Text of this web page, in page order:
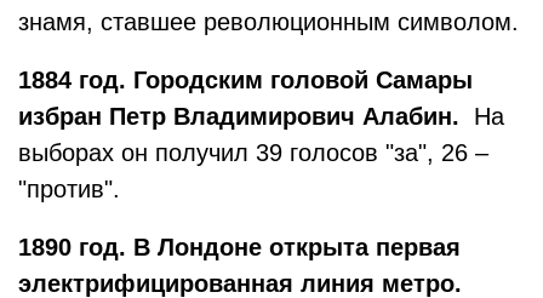
знамя, ставшее революционным символом.
1884 год. Городским головой Самары
избран Петр Владимирович Алабин. На
выборах он получил 39 голосов "за", 26 –
"против".
1890 год. В Лондоне открыта первая
электрифицированная линия метро.